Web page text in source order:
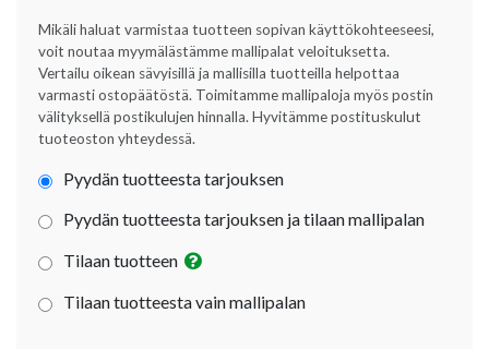
Mikäli haluat varmistaa tuotteen sopivan käyttökohteeseesi,
voit noutaa myymälästämme mallipalat veloituksetta.
Vertailu oikean sävyisillä ja mallisilla tuotteilla helpottaa
varmasti ostopäätöstä. Toimitamme mallipaloja myös postin
välityksellä postikulujen hinnalla. Hyvitämme postituskulut
tuoteoston yhteydessä.
Pyydän tuotteesta tarjouksen
Pyydän tuotteesta tarjouksen ja tilaan mallipalan
Tilaan tuotteen
Tilaan tuotteesta vain mallipalan